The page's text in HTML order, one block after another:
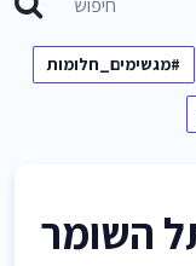
#מגשימים_חלומות
השומר